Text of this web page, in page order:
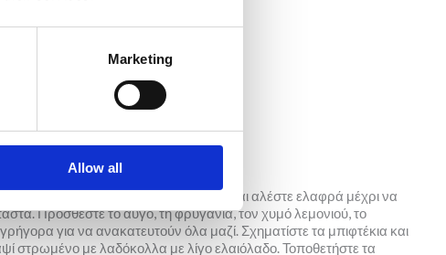
Marketing
Allow all
αρακά, τα φασόλια και το σκόρδο και αλέστε ελαφρά μέχρι να
Προσθέστε το αυγό, τη φρυγανιά, τον χυμό λεμονιού, το
για να ανακατευτούν όλα μαζί. Σχηματίστε τα μπιφτέκια και
στρωμένο με λαδόκολλα με λίγο ελαιόλαδο. Τοποθετήστε τα